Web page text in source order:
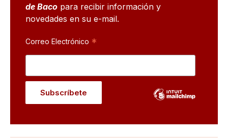
de Baco para recibir información y
novedades en su e-mail.
Correo Electrónico *